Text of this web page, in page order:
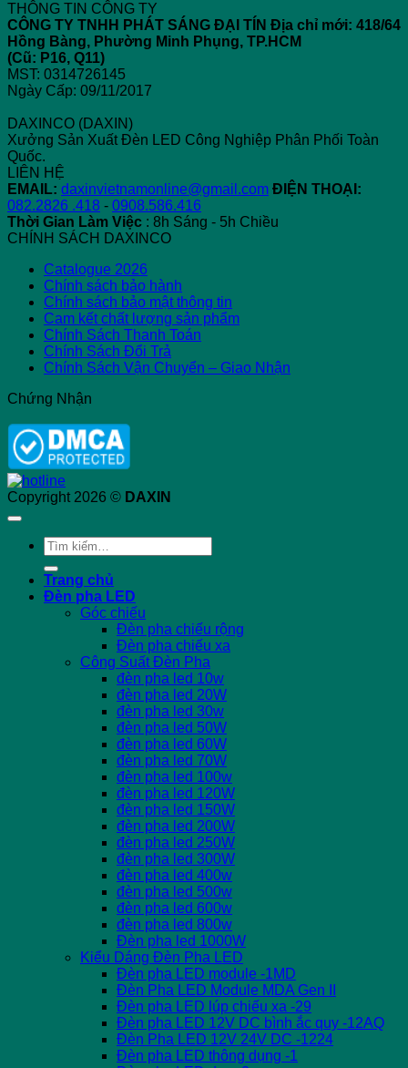
Chiếu
Sáng
Điện
Sử
Dụng
Pickleball
và
Triển
THÔNG TIN CÔNG TY
CÔNG TY TNHH PHÁT SÁNG ĐẠI TÍN Địa chỉ mới: 418/64
Hồng Bàng, Phường Minh Phụng, TP.HCM
(Cũ: P16, Q11)
MST: 0314726145
Ngày Cấp: 09/11/2017
DAXINCO (DAXIN)
Xưởng Sản Xuất Đèn LED Công Nghiệp Phân Phối Toàn
Quốc.
LIÊN HỆ
EMAIL: daxinvietnamonline@gmail.com ĐIỆN THOẠI:
082.2826 .418 - 0908.586.416
Thời Gian Làm Việc : 8h Sáng - 5h Chiều
CHÍNH SÁCH DAXINCO
Catalogue 2026
Chính sách bảo hành
Chính sách bảo mật thông tin
Cam kết chất lượng sản phẩm
Chính Sách Thanh Toán
Chính Sách Đổi Trả
Chính Sách Vận Chuyển – Giao Nhận
Chứng Nhận
Copyright 2026 © DAXIN
Tìm
kiếm:
Trang chủ
Đèn pha LED
Góc chiếu
Đèn pha chiếu rộng
Đèn pha chiếu xa
Công Suất Đèn Pha
đèn pha led 10w
đèn pha led 20W
đèn pha led 30w
đèn pha led 50W
đèn pha led 60W
đèn pha led 70W
đèn pha led 100w
đèn pha led 120W
đèn pha led 150W
đèn pha led 200W
đèn pha led 250W
đèn pha led 300W
đèn pha led 400w
đèn pha led 500w
đèn pha led 600w
đèn pha led 800w
Đèn pha led 1000W
Kiểu Dáng Đèn Pha LED
Đèn pha LED module -1MD
Đèn Pha LED Module MDA Gen II
Đèn pha LED lúp chiếu xa -29
Đèn pha LED 12V DC bình ắc quy -12AQ
Đèn Pha LED 12V 24V DC -1224
Đèn pha LED thông dụng -1